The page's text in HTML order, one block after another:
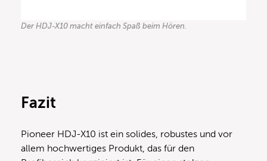
Der HDJ-X10 macht einfach Spaß beim Hören.
Fazit
Pioneer HDJ-X10 ist ein solides, robustes und vor
allem hochwertiges Produkt, das für den